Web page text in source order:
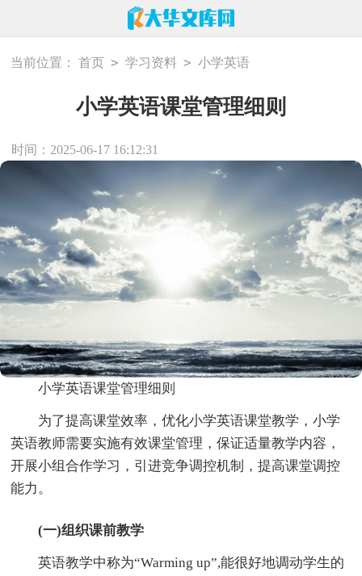
当前位置： 首页 > 学习资料 > 小学英语
小学英语课堂管理细则
时间：2025-06-17 16:12:31
小学英语课堂管理细则
为了提高课堂效率，优化小学英语课堂教学，小学
英语教师需要实施有效课堂管理，保证适量教学内容，
开展小组合作学习，引进竞争调控机制，提高课堂调控
能力。
(一)组织课前教学
英语教学中称为“Warming up”,能很好地调动学生的